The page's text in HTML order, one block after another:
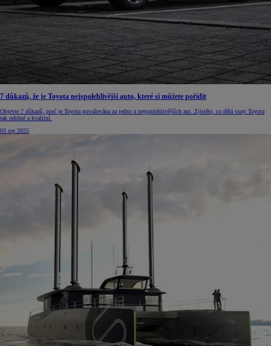
7 důkazů, že je Toyota nejspolehlivější auto, které si můžete pořídit
Objevte 7 důkazů, proč je Toyota považována za jedno z nejspolehlivějších aut. Zjistěte, co dělá vozy Toyota
tak odolné a kvalitní.
03 srp 2025